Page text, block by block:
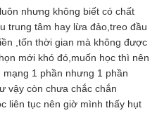
nhưng không biết có chất
trung tâm hay lừa đảo,treo đầu
,tốn thời gian mà không được
mới khó đó,muốn học thì nên
1 phần nhưng 1 phần
vậy còn chưa chắc chắn
liên tục nên giờ mình thấy hụt